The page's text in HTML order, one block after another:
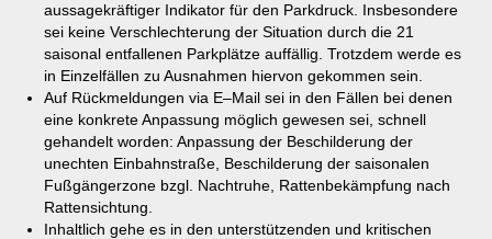
aussagekräftiger Indikator für den Parkdruck. Insbesondere
sei keine Verschlechterung der Situation durch die 21
saisonal entfallenen Parkplätze auffällig. Trotzdem werde es
in Einzelfällen zu Ausnahmen hiervon gekommen sein.
Auf Rückmeldungen via E–Mail sei in den Fällen bei denen
eine konkrete Anpassung möglich gewesen sei, schnell
gehandelt worden: Anpassung der Beschilderung der
unechten Einbahnstraße, Beschilderung der saisonalen
Fußgängerzone bzgl. Nachtruhe, Rattenbekämpfung nach
Rattensichtung.
Inhaltlich gehe es in den unterstützenden und kritischen